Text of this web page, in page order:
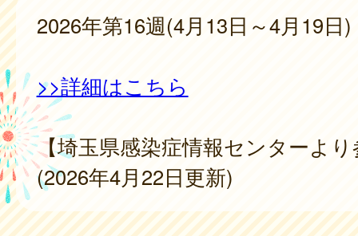
2026年第16週(4月13日～4月19日)
>>詳細はこちら
【埼玉県感染症情報センターより
(2026年4月22日更新)